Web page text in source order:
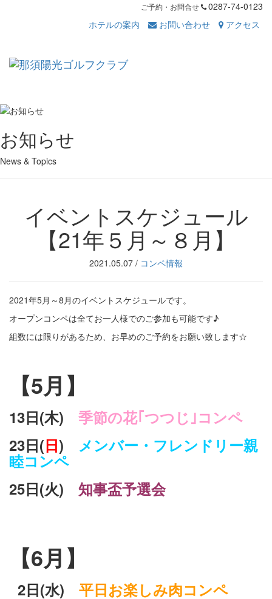
ご予約・お問合せ
0287-74-0123
ホテルの案内
お問い合わせ アクセス
お知らせ
News & Topics
イベントスケジュール
【21年５月～８月】
2021.05.07 / コンペ情報
2021年5月～8月のイベントスケジュールです。
オープンコンペは全てお一人様でのご参加も可能です♪
組数には限りがあるため、お早めのご予約をお願い致します☆
【5月】
13日(木) 季節の花｢つつじ｣コンペ
23日(日) メンバー・フレンドリー親
睦コンペ
25日(火) 知事盃予選会
【6月】
2日(水) 平日お楽しみ肉コンペ